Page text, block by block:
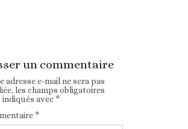
un commentaire
adresse e-mail ne sera pas
les champs obligatoires
indiqués avec*
*